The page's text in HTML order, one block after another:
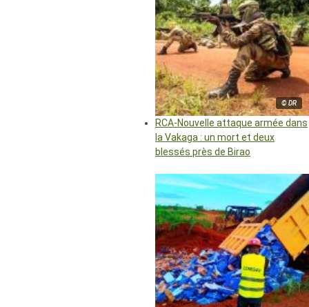
© DR
RCA-Nouvelle attaque armée dans
la Vakaga : un mort et deux
blessés près de Birao